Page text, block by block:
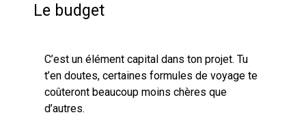
Le budget
C’est un élément capital dans ton projet. Tu
t’en doutes, certaines formules de voyage te
coûteront beaucoup moins chères que
d’autres.